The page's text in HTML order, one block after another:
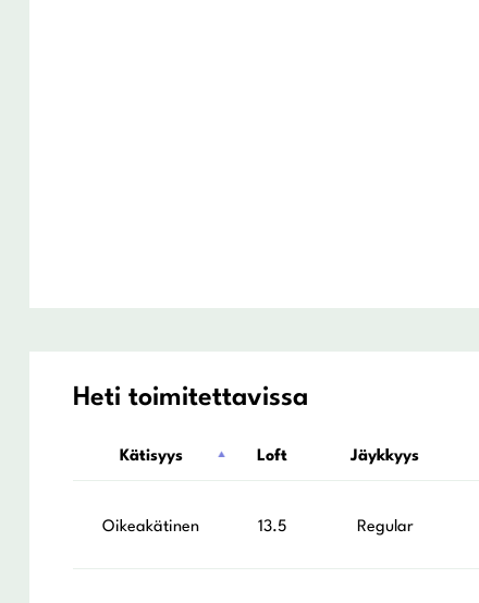
Heti toimitettavissa
Kätisyys Loft Jäykkyys
Oikeakätinen 13.5 Regular